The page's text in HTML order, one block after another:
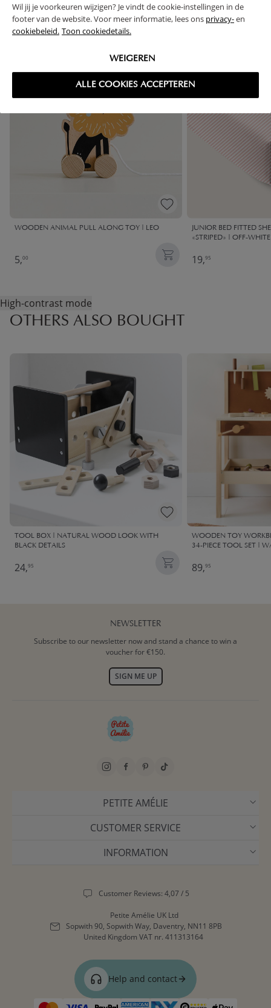
Wil jij je voorkeuren wijzigen? Je vindt de cookie-instellingen in de
footer van de website. Voor meer informatie, lees ons privacy-en
cookiebeleid. Toon cookiedetails.
WEIGEREN
ALLE COOKIES ACCEPTEREN
FREQUENTLY BOUGHT TOGETHER
WOODEN ANIMAL PULL ALONG TOY | LEO
5,00
JUNIOR BED FITTED
«STRIPED» | OFF-
19,95
High-contrast mode
OTHERS ALSO BOUGHT
TOOL BOX | NATURAL WOOD LOOK WITH
BLACK DETAILS
24,95
WOODEN TOY
34-PIECE TOOL SET |
89,95
NEWSLETTER
Subscribe to our newsletter now and stand a chance to win a
voucher for €150.
SIGN ME UP
PETITE AMÉLIE
CUSTOMER SERVICE
INFORMATION
Customer Reviews: 4,07 / 5
Petite Amélie UK Ltd
Sopwith 90, Sopwith Way, Daventry, NN11 8PB
United Kingdom VAT nr. 411313164
Help and contact